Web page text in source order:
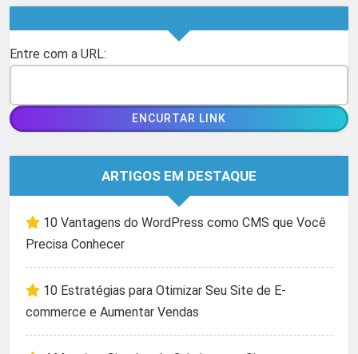
Entre com a URL:
ARTIGOS EM DESTAQUE
10 Vantagens do WordPress como CMS que Você
Precisa Conhecer
10 Estratégias para Otimizar Seu Site de E-
commerce e Aumentar Vendas